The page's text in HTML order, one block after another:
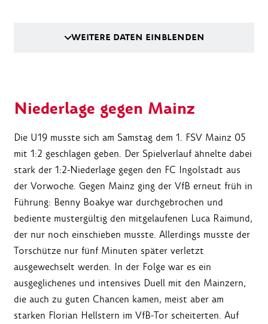
WEITERE DATEN EINBLENDEN
Niederlage gegen Mainz
Die U19 musste sich am Samstag dem 1. FSV Mainz 05
mit 1:2 geschlagen geben. Der Spielverlauf ähnelte dabei
stark der 1:2-Niederlage gegen den FC Ingolstadt aus
der Vorwoche. Gegen Mainz ging der VfB erneut früh in
Führung: Benny Boakye war durchgebrochen und
bediente mustergültig den mitgelaufenen Luca Raimund,
der nur noch einschieben musste. Allerdings musste der
Torschütze nur fünf Minuten später verletzt
ausgewechselt werden. In der Folge war es ein
ausgeglichenes und intensives Duell mit den Mainzern,
die auch zu guten Chancen kamen, meist aber am
starken Florian Hellstern im VfB-Tor scheiterten. Auf